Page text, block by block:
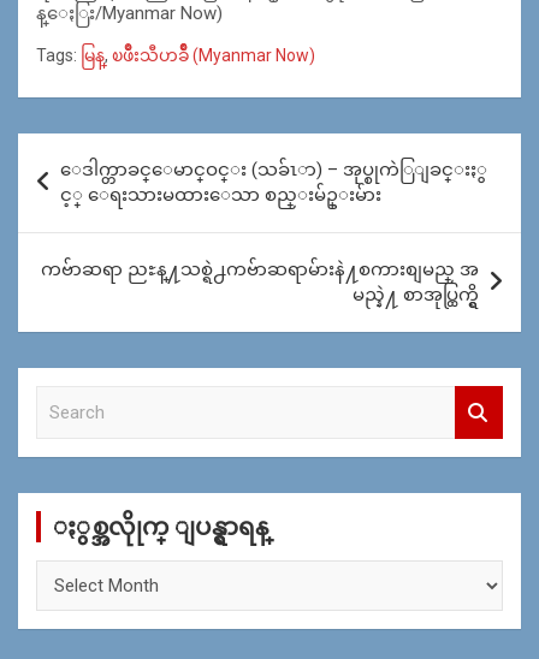
န္ေႏြး/Myanmar Now)
Tags: မြန္, ၿဖိဳးသီဟခ်ိဳ (Myanmar Now)
navigation
ေဒါက္တာခင္ေမာင္ဝင္း (သခ်ၤာ) – အုပ္စုကဲြျခင္းႏွ
င့္ ေရးသားမထားေသာ စည္းမ်ဥ္းမ်ား
ကဗ်ာဆရာ ညႊန္႔သစ္ရဲ႕ကဗ်ာဆရာမ်ားနဲ႔စကားစျမည္ အ
မည္နဲ႔ စာအုပ္ထြက္ရွိ
c
ႏွစ္အလိုုက္ ျပန္ရွာရန္